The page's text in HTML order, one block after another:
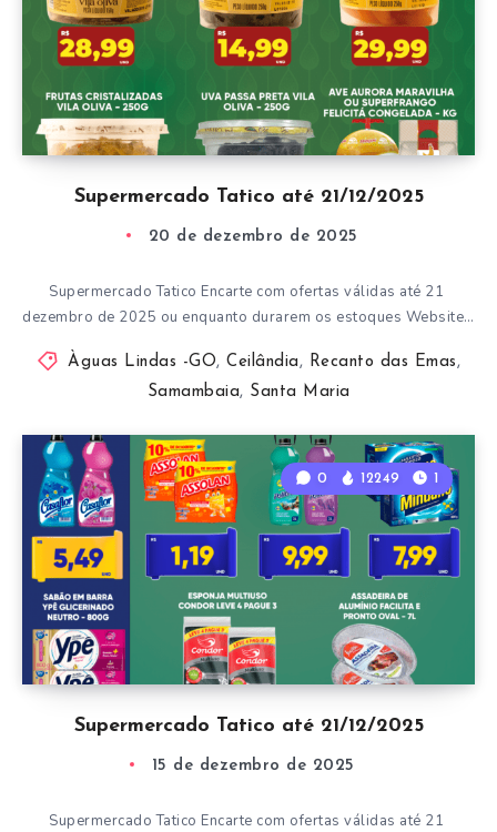
Supermercado Tatico até 21/12/2025
20 de dezembro de 2025
Supermercado Tatico Encarte com ofertas válidas até 21
dezembro de 2025 ou enquanto durarem os estoques Website…
Àguas Lindas -GO,Ceilândia , Recanto das Emas ,
Samambaia, Santa Maria
Supermercado Tatico até 21/12/2025
0 12249 1
15 de dezembro de 2025
Supermercado Tatico Encarte com ofertas válidas até 21